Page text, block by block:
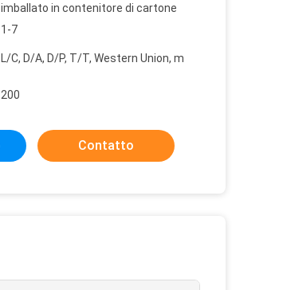
imballato in contenitore di cartone
1-7
L/C, D/A, D/P, T/T, Western Union, m
200
Contatto